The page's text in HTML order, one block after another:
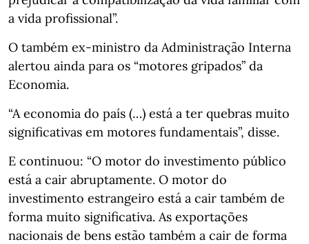
a vida profissional”.
O também ex-ministro da Administração Interna
alertou ainda para os “motores gripados” da
Economia.
“A economia do país (…) está a ter quebras muito
significativas em motores fundamentais”, disse.
E continuou: “O motor do investimento público
está a cair abruptamente. O motor do
investimento estrangeiro está a cair também de
forma muito significativa. As exportações
nacionais de bens estão também a cair de forma